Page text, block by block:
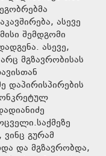
ასევე
შემდგომი
ასევე,
მგზავრობისას
გურამ
და მგზავრობდა,